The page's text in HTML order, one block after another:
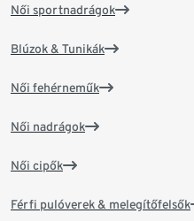
Női sportnadrágok
Blúzok & Tunikák
Női fehérneműk
Női nadrágok
Női cipők
Férfi pulóverek & melegítőfelsők